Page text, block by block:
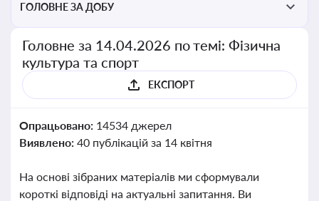
ГОЛОВНЕ ЗА ДОБУ
Головне за 14.04.2026 по темі: Фізична
культура та спорт
ЕКСПОРТ
Опрацьовано: 14534 джерел
Виявлено: 40 публікацій за 14 квітня
На основі зібраних матеріалів ми сформували
короткі відповіді на актуальні запитання. Ви